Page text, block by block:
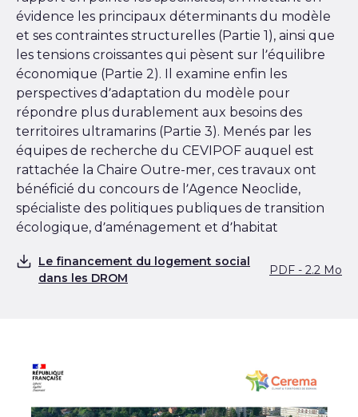
évidence les principaux déterminants du modèle
et ses contraintes structurelles (Partie 1), ainsi que
les tensions croissantes qui pèsent sur l’équilibre
économique (Partie 2). Il examine enfin les
perspectives d’adaptation du modèle pour
répondre plus durablement aux besoins des
territoires ultramarins (Partie 3). Menés par les
équipes de recherche du CEVIPOF auquel est
rattachée la Chaire Outre-mer, ces travaux ont
bénéficié du concours de l’Agence Neoclide,
spécialiste des politiques publiques de transition
écologique, d’aménagement et d’habitat
Télécharger
Le financement du logement social
dans les DROM
PDF - 2.2 Mo